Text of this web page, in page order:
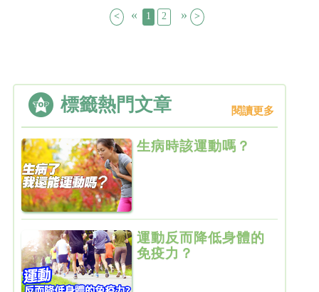
< « 1 2 » >
標籤熱門文章 閱讀更多
生病時該運動嗎？
運動反而降低身體的
免疫力？